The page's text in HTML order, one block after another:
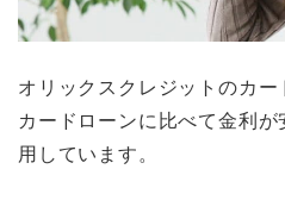
オリックスクレジットのカ
カードローンに比べて金利が
用しています。